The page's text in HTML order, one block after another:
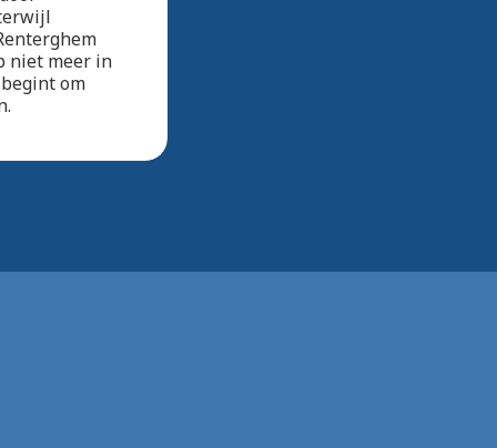
niet meer in
om